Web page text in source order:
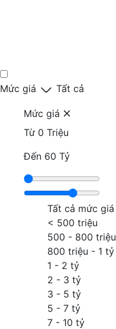
Mức giá Tất cả
Mức giá
Từ 0 Triệu
Đến 60 Tỷ
Tất cả mức giá
< 500 triệu
500 - 800 triệu
800 triệu - 1 tỷ
1 - 2 tỷ
2 - 3 tỷ
3 - 5 tỷ
5 - 7 tỷ
7 - 10 tỷ